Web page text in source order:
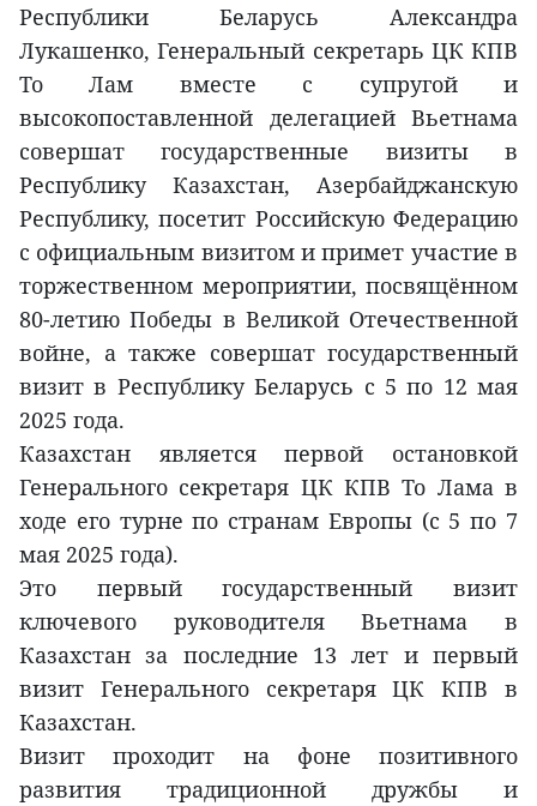
Республики Беларусь Александра
Лукашенко, Генеральный секретарь ЦК КПВ
То Лам вместе с супругой и
высокопоставленной делегацией Вьетнама
совершат государственные визиты в
Республику Казахстан, Азербайджанскую
Республику, посетит Российскую Федерацию
с официальным визитом и примет участие в
торжественном мероприятии, посвящённом
80-летию Победы в Великой Отечественной
войне, а также совершат государственный
визит в Республику Беларусь с 5 по 12 мая
2025 года.
Казахстан является первой остановкой
Генерального секретаря ЦК КПВ То Лама в
ходе его турне по странам Европы (с 5 по 7
мая 2025 года).
Это первый государственный визит
ключевого руководителя Вьетнама в
Казахстан за последние 13 лет и первый
визит Генерального секретаря ЦК КПВ в
Казахстан.
Визит проходит на фоне позитивного
развития традиционной дружбы и